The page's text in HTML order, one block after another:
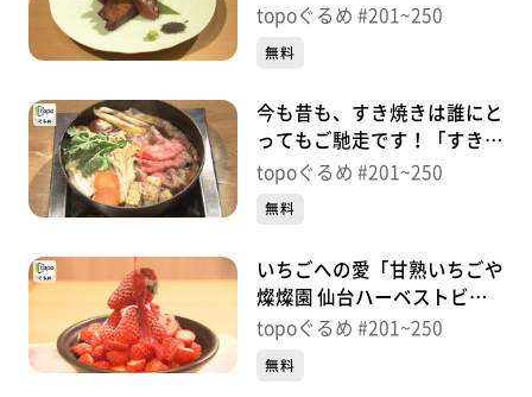
三丁目店」（青葉区国分町）
topoぐるめ #201~250
無料
今も昔も、すき焼きは誰にと
ってもご馳走です！「すき焼
割烹 かとう」（青葉区上
topoぐるめ #201~250
無料
いちごへの愛「甘熟いちごや
燦燦園 仙台ハーベストビレ
ッジ店」（若林区上飯田天
topoぐるめ #201~250
無料